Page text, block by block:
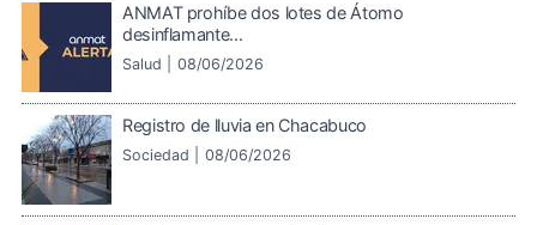
ANMAT prohíbe dos lotes de Átomo
desinflamante...
Salud | 08/06/2026
Registro de lluvia en Chacabuco
Sociedad | 08/06/2026